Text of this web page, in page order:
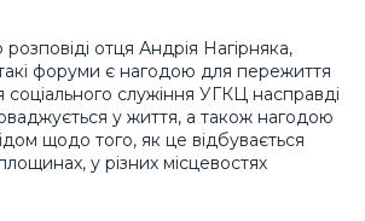
отця Андрія Нагірняка,
форуми є нагодою для пережиття
соціального служіння УГКЦ насправді
у життя, а також нагодою
щодо того, як це відбувається
у різних місцевостях